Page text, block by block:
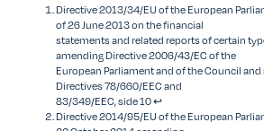
Directive 2013/34/EU of the European
of 26 June 2013 on the financial
statements and related reports of certain
amending Directive 2006/43/EC of the
European Parliament and of the Council
Directives 78/660/EEC and
83/349/EEC, side 10↩︎
Directive 2014/95/EU of the European